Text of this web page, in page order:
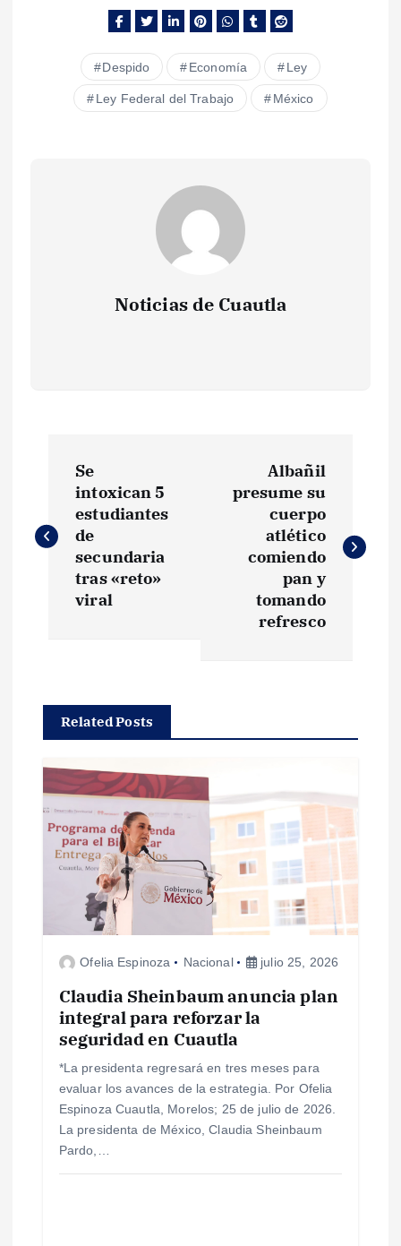
Despido Economía Ley
Ley Federal del Trabajo México
Noticias de Cuautla
v
c
ó
e
Se
intoxican 5
estudiantes
de
secundaria
tras «reto»
viral
Albañil
presume su
cuerpo
atlético
comiendo
pan y
tomando
refresco
Related Posts
Ofelia Espinoza Nacional julio 25, 2026
Claudia Sheinbaum anuncia plan
integral para reforzar la
seguridad en Cuautla
*La presidenta regresará en tres meses para
evaluar los avances de la estrategia. Por Ofelia
Espinoza Cuautla, Morelos; 25 de julio de 2026.
La presidenta de México, Claudia Sheinbaum
Pardo,…